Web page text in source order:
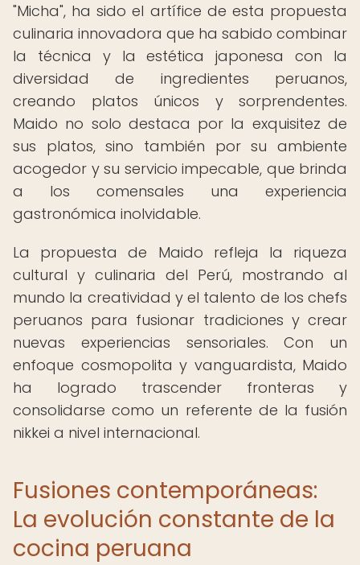
"Micha", ha sido el artífice de esta propuesta
culinaria innovadora que ha sabido combinar
la técnica y la estética japonesa con la
diversidad de ingredientes peruanos,
creando platos únicos y sorprendentes.
Maido no solo destaca por la exquisitez de
sus platos, sino también por su ambiente
acogedor y su servicio impecable, que brinda
a los comensales una experiencia
gastronómica inolvidable.
La propuesta de Maido refleja la riqueza
cultural y culinaria del Perú, mostrando al
mundo la creatividad y el talento de los chefs
peruanos para fusionar tradiciones y crear
nuevas experiencias sensoriales. Con un
enfoque cosmopolita y vanguardista, Maido
ha logrado trascender fronteras y
consolidarse como un referente de la fusión
nikkei a nivel internacional.
Fusiones contemporáneas:
La evolución constante de la
cocina peruana